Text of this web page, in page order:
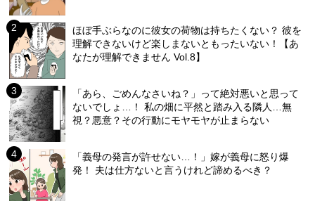
ほぼ手ぶらなのに彼女の荷物は持ちたくない？ 彼を
理解できないけど楽しまないともったいない！【あ
なたが理解できません Vol.8】
「あら、ごめんなさいね？」って絶対悪いと思って
ないでしょ…！ 私の畑に平然と踏み入る隣人…無
視？悪意？その行動にモヤモヤが止まらない
「義母の発言が許せない…！」嫁が義母に怒り爆
発！ 夫は仕方ないと言うけれど諦めるべき？